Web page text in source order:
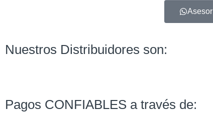
Asesor
Nuestros Distribuidores son:
Pagos CONFIABLES a través de: